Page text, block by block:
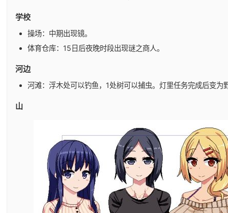
学校
操场：中期出现镜。
体育仓库：15日后夜晚时段出现谜之商人。
河边
河滩：浮木处可以钓鱼，1处树可以捕虫。灯里任务完成后变为
山